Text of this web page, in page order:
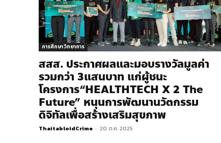
การศึกษา วิทยาการ
สสส. ประกาศผลและมอบรางวัลมูลค่า
รวมกว่า 3แสนบาท แก่ผู้ชนะ
โครงการ“HEALTHTECH X 2 The
Future” หนุนการพัฒนานวัตกรรม
ดิจิทัลเพื่อสร้างเสริมสุขภาพ
ThaitabloidCrime - 20 ต.ค. 2025